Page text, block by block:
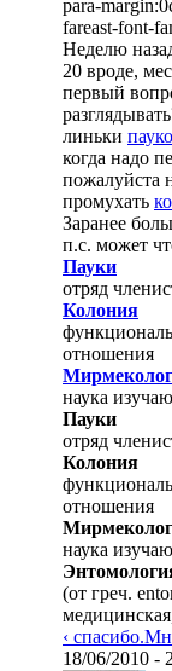
para-
fareast-font-
Неделю
20 вроде,
первый
линьки
когда надо
пожалуйста
промухать
Заранее
п.с. может
Пауки
отряд
Колония
отношения
наука
Пауки
отряд
Колония
отношения
наука
(от греч.
‹
18/06/2010 -